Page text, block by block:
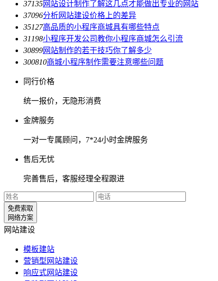
37135网站设计制作了解这几点才能做出专业的网站
37096分析网站建设价格上的差异
35127高品质的小程序商城具有哪些特点
31198小程序开发公司教你小程序商城怎么引流
30899网站制作的若干技巧你了解多少
300810商城小程序制作需要注意哪些问题
同行价格
统一报价，无隐形消费
金牌服务
一对一专属顾问，7*24小时金牌服务
售后无忧
完善售后，客服经理全程跟进
免费索取
网络方案
网站建设
模板建站
营销型网站建设
响应式网站建设